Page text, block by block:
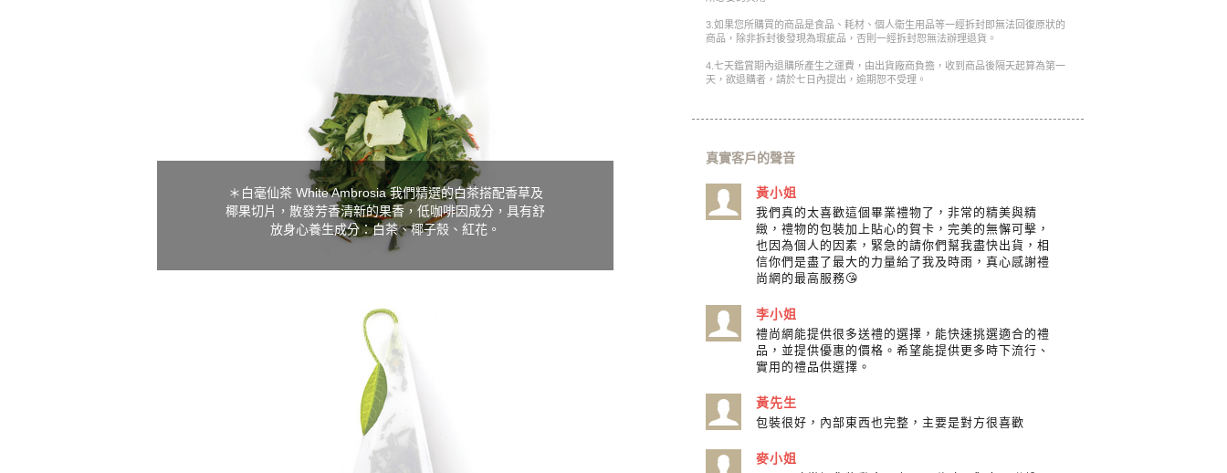
＊白毫仙茶 White Ambrosia 我們精選的白茶搭配香草及
椰果切片，散發芳香清新的果香，低咖啡因成分，具有舒
放身心養生成分：白茶、椰子殼、紅花。
3.如果您所購買的商品是食品、耗材、個人衛生用品等一經拆封即無法回復原狀的
商品，除非拆封後發現為瑕疵品，否則一經拆封恕無法辦理退貨。
4.七天鑑賞期內退購所產生之運費，由出貨廠商負擔，收到商品後隔天起算為第一
天，欲退購者，請於七日內提出，逾期恕不受理。
真實客戶的聲音
黃小姐
我們真的太喜歡這個畢業禮物了，非常的精美與精
緻，禮物的包裝加上貼心的賀卡，完美的無懈可擊，
也因為個人的因素，緊急的請你們幫我盡快出貨，相
信你們是盡了最大的力量給了我及時雨，真心感謝禮
尚網的最高服務😘
李小姐
禮尚網能提供很多送禮的選擇，能快速挑選適合的禮
品，並提供優惠的價格。希望能提供更多時下流行、
實用的禮品供選擇。
黃先生
包裝很好，內部東西也完整，主要是對方很喜歡
麥小姐